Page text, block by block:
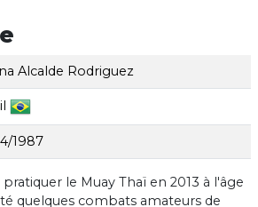
Alcalde Rodriguez
1987
le Muay Thaï en 2013 à l'âge
quelques combats amateurs de